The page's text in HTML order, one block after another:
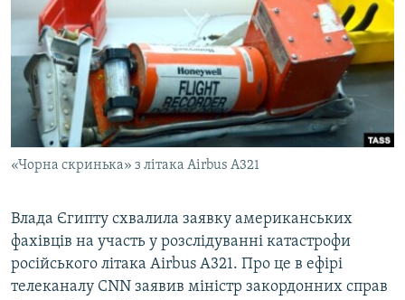
СПЕЦПРОЕКТИ
ДЕПОРТАЦІЯ
ВІДЕОУРОКИ «ELIFBE»
СВІДЧЕННЯ ОКУПАЦІЇ
УКРАЇНСЬКА ПРОБЛЕМА КРИМУ
ІНФОГРАФІКА
ЯК ОБІЙТИ БЛОКУВАННЯ
Русский
Qırımtatar
ДОЛУЧАЙСЯ!
Усі сайти RFE/RL
«Чорна скринька» з літака Airbus A321
Влада Єгипту схвалила заявку американських
фахівців на участь у розслідуванні катастрофи
російського літака Airbus А321. Про це в ефірі
телеканалу CNN заявив міністр закордонних справ